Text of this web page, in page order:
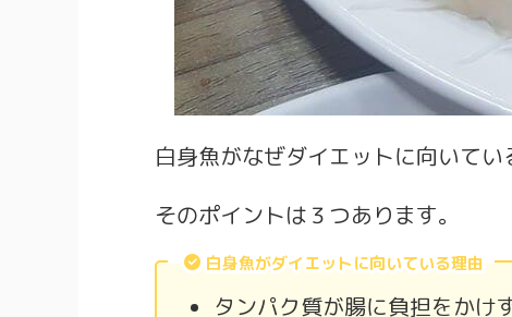
白身魚がなぜダイエットに向いてい
そのポイントは３つあります。
白身魚がダイエットに向いている理由
タンパク質が腸に負担をかけ